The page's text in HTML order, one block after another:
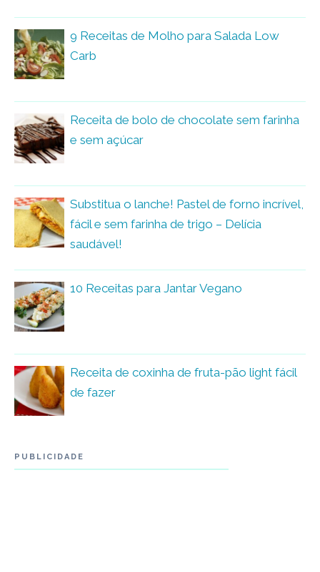
9 Receitas de Molho para Salada Low
Carb
Receita de bolo de chocolate sem farinha
e sem açúcar
Substitua o lanche! Pastel de forno incrível,
fácil e sem farinha de trigo – Delícia
saudável!
10 Receitas para Jantar Vegano
Receita de coxinha de fruta-pão light fácil
de fazer
PUBLICIDADE